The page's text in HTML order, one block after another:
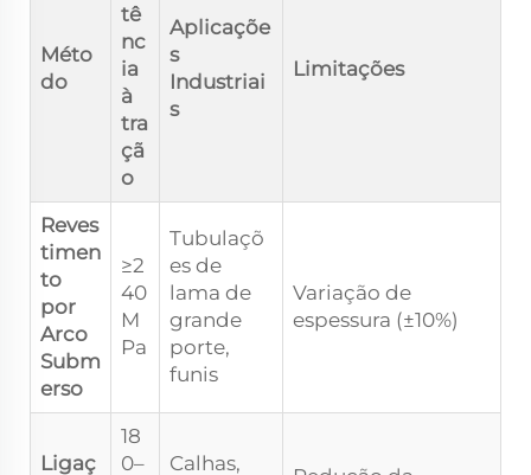
Méto
do
tê
nc
ia
à
tra
çã
o
Aplicaçõe
s
Industriai
s
Limitações
Reves
timen
to
por
Arco
Subm
erso
≥2
40
M
Pa
Tubulaçõ
es de
lama de
grande
porte,
funis
Variação de
espessura (±10%)
Ligaç
18
0–
Calhas,